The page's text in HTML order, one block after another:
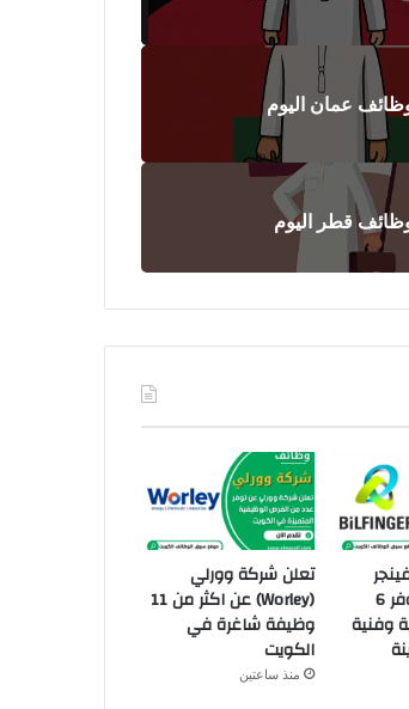
عمان اليوم
قطر اليوم
العالمية عن توفر 6
وفنية
تعلن شركة وورلي
(Worley) عن اكثر من 11
وظيفة شاغرة في
الكويت
منذ ساعتين